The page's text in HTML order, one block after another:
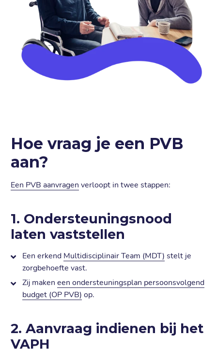
Hoe vraag je een PVB
aan?
Een PVB aanvragen verloopt in twee stappen:
1. Ondersteuningsnood
laten vaststellen
Een erkend Multidisciplinair Team (MDT) stelt je
zorgbehoefte vast.
Zij makeneen ondersteuningsplan persoonsvolgend
budget (OP PVB) op.
2. Aanvraag indienen bij het
VAPH